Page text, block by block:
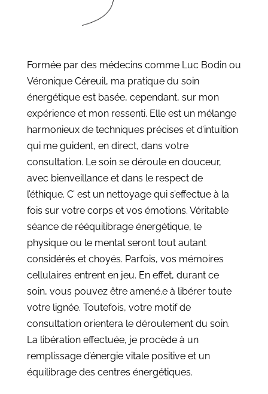
Formée par des médecins comme Luc Bodin ou
Véronique Céreuil, ma pratique du soin
énergétique est basée, cependant, sur mon
expérience et mon ressenti. Elle est un mélange
harmonieux de techniques précises et d’intuition
qui me guident, en direct, dans votre
consultation. Le soin se déroule en douceur,
avec bienveillance et dans le respect de
l’éthique. C’ est un nettoyage qui s’effectue à la
fois sur votre corps et vos émotions. Véritable
séance de rééquilibrage énergétique, le
physique ou le mental seront tout autant
considérés et choyés. Parfois, vos mémoires
cellulaires entrent en jeu. En effet, durant ce
soin, vous pouvez être amené.e à libérer toute
votre lignée. Toutefois, votre motif de
consultation orientera le déroulement du soin.
La libération effectuée, je procède à un
remplissage d’énergie vitale positive et un
équilibrage des centres énergétiques.